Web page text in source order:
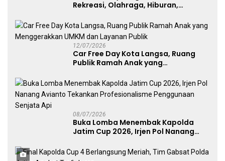
Rekreasi, Olahraga, Hiburan,
UMKM
12/07/2026
Car Free Day Kota Langsa, Ruang
Publik Ramah Anak yang
Publik
08/07/2026
Buka Lomba Menembak Kapolda
Jatim Cup 2026, Irjen Pol Nanang
Penggunaan Senjata Api